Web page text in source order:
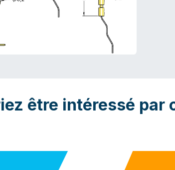
être intéressé par